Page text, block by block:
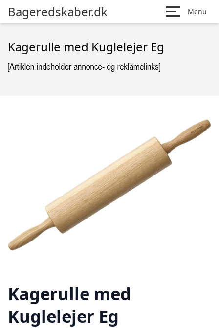
Bageredskaber.dk Menu
Kagerulle med Kuglelejer Eg
Kagerulle med
Kuglelejer Eg